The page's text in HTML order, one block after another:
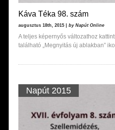
Káva Téka 98. szám
augusztus 18th, 2015 | by Napút Online
A teljes képernyős változathoz
található „Megnyitás új ablakban”
Napút 2015